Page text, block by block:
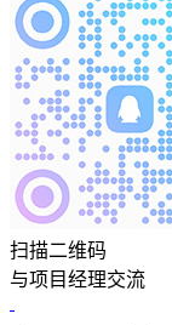
扫描二维码
与项目经理交流